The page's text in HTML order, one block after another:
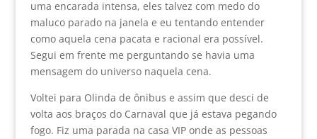
uma encarada intensa, eles talvez com medo do
maluco parado na janela e eu tentando entender
como aquela cena pacata e racional era possível.
Segui em frente me perguntando se havia uma
mensagem do universo naquela cena.
Voltei para Olinda de ônibus e assim que desci de
volta aos braços do Carnaval que já estava pegando
fogo. Fiz uma parada na casa VIP onde as pessoas